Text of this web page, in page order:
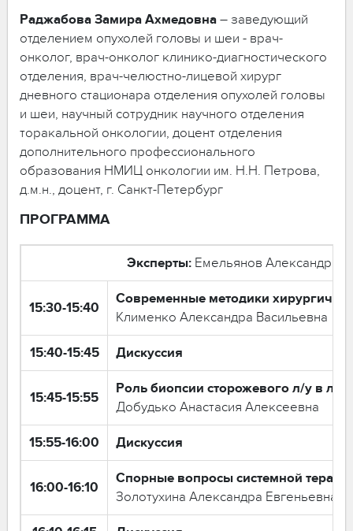
Раджабова Замира Ахмедовна – заведующий
отделением опухолей головы и шеи - врач-
онколог, врач-онколог клинико-диагностического
отделения, врач-челюстно-лицевой хирург
дневного стационара отделения опухолей головы
и шеи, научный сотрудник научного отделения
торакальной онкологии, доцент отделения
дополнительного профессионального
образования НМИЦ онкологии им. Н.Н. Петрова,
д.м.н., доцент, г. Санкт-Петербург
ПРОГРАММА
Эксперты: Емельянов Александр
15:30-15:40
Современные методики
Клименко Александра Васильевна
15:40-15:45 Дискуссия
15:45-15:55
Роль биопсии сторожевого л/у в
Добудько Анастасия Алексеевна
15:55-16:00 Дискуссия
16:00-16:10
Спорные вопросы системной
Золотухина Александра Евгеньевна